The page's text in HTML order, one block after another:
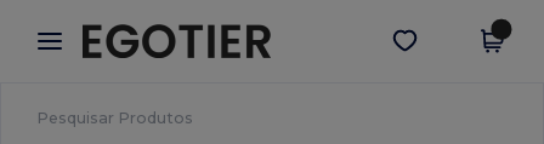
× App Egotier
Melhores preços na app!
Obter app